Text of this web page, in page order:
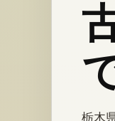
栃木